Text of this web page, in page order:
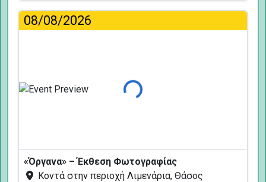
08/08/2026
Φόρτωση...
«Όργανα» – Έκθεση Φωτογραφίας
Κοντά στην περιοχή Λιμενάρια, Θάσος